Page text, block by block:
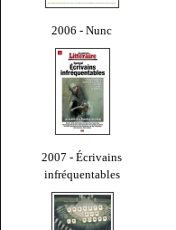
2006 - Nunc
2007 - Écrivains
infréquentables